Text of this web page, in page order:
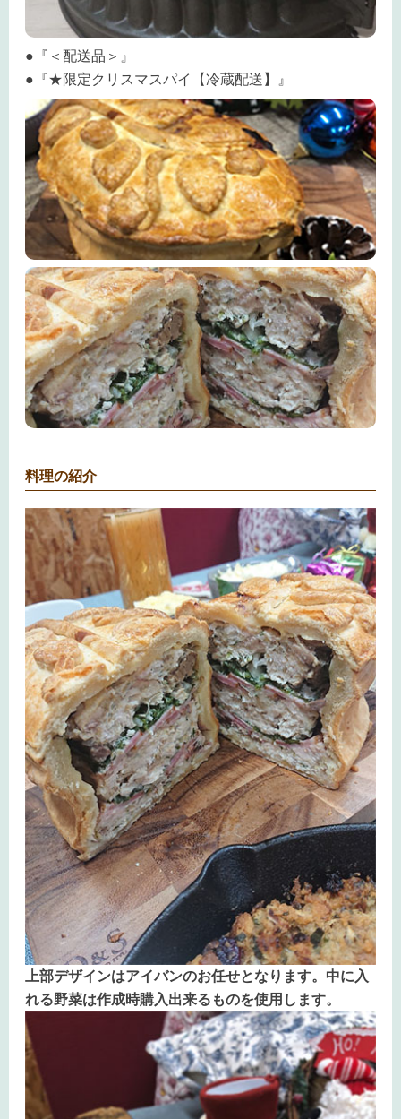
●『＜配送品＞』
●『★限定クリスマスパイ【冷蔵配送】』
料理の紹介
上部デザインはアイバンのお任せとなります。中に入
れる野菜は作成時購入出来るものを使用します。